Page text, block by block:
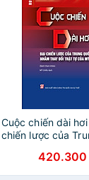
Cuộc chiến dài
chiến lược của
420.300